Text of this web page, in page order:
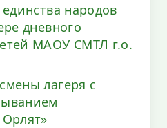
народов
дневного
МАОУ СМТЛ г.о.
лагеря с